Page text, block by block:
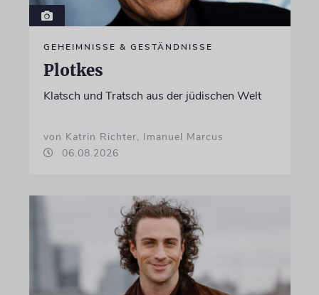
GEHEIMNISSE & GESTÄNDNISSE
Plotkes
Klatsch und Tratsch aus der jüdischen Welt
von Katrin Richter, Imanuel Marcus
06.08.2026